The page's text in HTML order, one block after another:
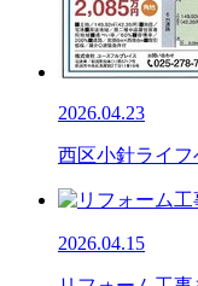
2026.04.23
西区小針ライ
2026.04.15